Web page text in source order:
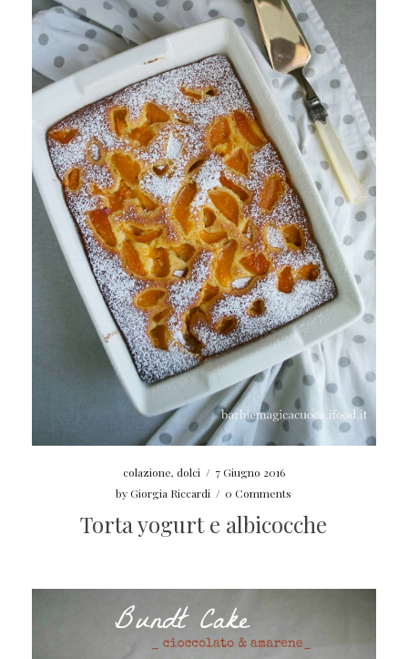
colazione, dolci / 7 Giugno 2016
byGiorgia Riccardi / 0 Comments
Torta yogurt e albicocche